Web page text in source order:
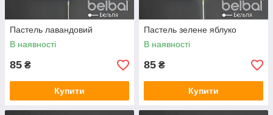
Пастель лавандовий
В наявності
85 ₴
Купити
Пастель зелене яблуко
В наявності
85 ₴
Купити